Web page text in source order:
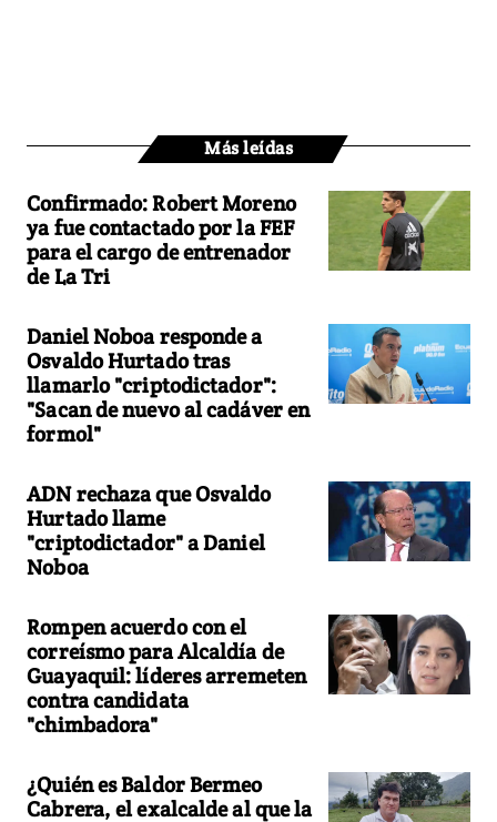
Más leídas
Confirmado: Robert Moreno
ya fue contactado por la FEF
para el cargo de entrenador
de La Tri
Daniel Noboa responde a
Osvaldo Hurtado tras
llamarlo "criptodictador":
"Sacan de nuevo al cadáver en
formol"
ADN rechaza que Osvaldo
Hurtado llame
"criptodictador" a Daniel
Noboa
Rompen acuerdo con el
correísmo para Alcaldía de
Guayaquil: líderes arremeten
contra candidata
"chimbadora"
¿Quién es Baldor Bermeo
Cabrera, el exalcalde al que la